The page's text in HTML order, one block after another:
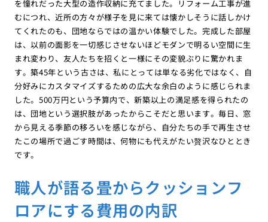
を憧れだった大型の造作収納に充てました。リフォーム工事が進
むにつれ、近所の方々が様子を見に来ては懐かしそうに話しかけ
てくれたのも、団地ならではの温かい体験でした。完成した部屋
は、以前の面影を一切感じさせないほどモダンで明るい空間に生
まれ変わり、友人たちを招くと一様にその変貌ぶりに驚かれま
す。築45年という古さは、私にとっては単なる劣化ではなく、自
分好みにカスタマイズするための広大な余白のように感じられま
した。500万円という予算内で、新築以上の満足感を得られたの
は、団地という選択肢があったからこそだと思います。毎日、窓
から見える季節の移ろいを感じながら、自分たちの手で再生させ
たこの場所で過ごす時間は、何物にも代えがたい贅沢なひととき
です。
職人が語る畳からクッションフ
ロアにする費用の内訳